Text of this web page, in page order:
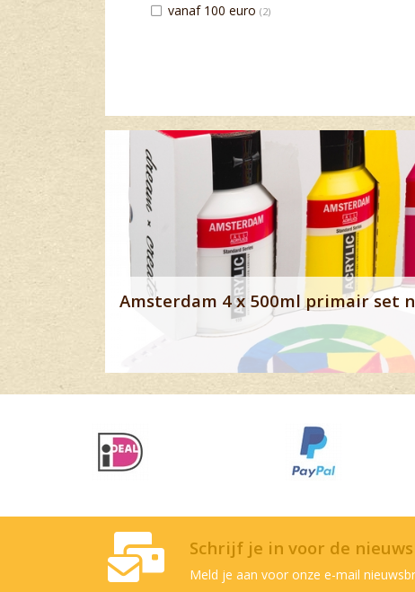
vanaf 100 euro (2)
Banner row 2
Amsterdam 4 x 500ml primair set
Schrijf je in voor de
Meld je aan voor onze e-mail